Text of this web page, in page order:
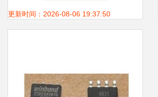
息咨询服务“解忧伞”
更新时间：2026-08-06 19:37:50